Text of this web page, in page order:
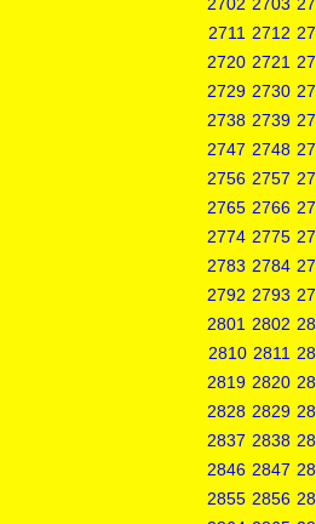
2711 2712
2720 2721
2729 2730
2738 2739
2747 2748
2756 2757
2765 2766
2774 2775
2783 2784
2792 2793
2801 2802
2810 2811
2819 2820
2828 2829
2837 2838
2846 2847
2855 2856